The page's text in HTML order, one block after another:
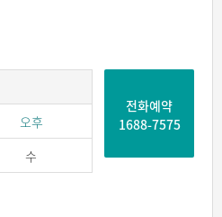
오후
수
전화예약
1688-7575